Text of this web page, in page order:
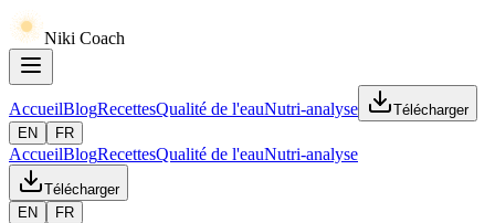
Niki Coach
AccueilBlogRecettesQualité de l'eauNutri-analyse
Télécharger
EN
FR
AccueilBlogRecettesQualité de l'eauNutri-analyse
Télécharger
EN
FR